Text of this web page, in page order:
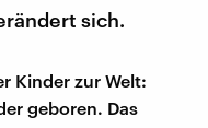
sich.
Kinder zur Welt:
geboren. Das